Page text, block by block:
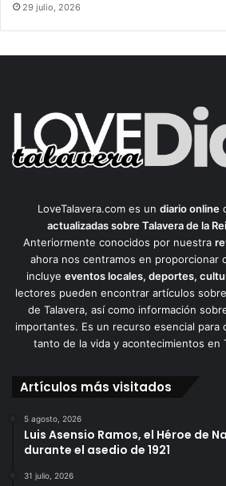
29 julio, 2026
LoveTalavera.com es un diario online
actualizadas sobre Talavera de la
Anteriormente conocidos por nuestra
ahora nos centramos en proporcionar
incluye eventos locales, deportes,
lectores pueden encontrar artículos
de Talavera, así como información
importantes. Es un recurso esencial para
tanto de la vida y acontecimientos en
Artículos más visitados
5 agosto, 2026
Luis Asensio Ramos, el Héroe de
durante el asedio de 1921
31 julio, 2026